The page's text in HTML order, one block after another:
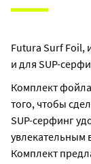
Futura Surf Foil,
и для SUP-
Комплект
того, чтобы
SUP-серфинг
увлекательным
Комплект